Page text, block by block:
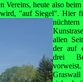
Vereins, heute also
wird, "auf Siegel".Hier
allen
der auf
drei